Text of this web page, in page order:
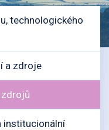
technologického
a zdroje
zdrojů
institucionální